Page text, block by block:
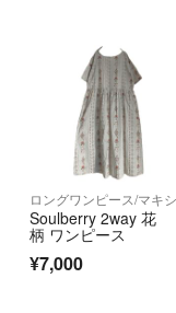
Soulberry 2way 花
柄 ワンピース
¥7,000